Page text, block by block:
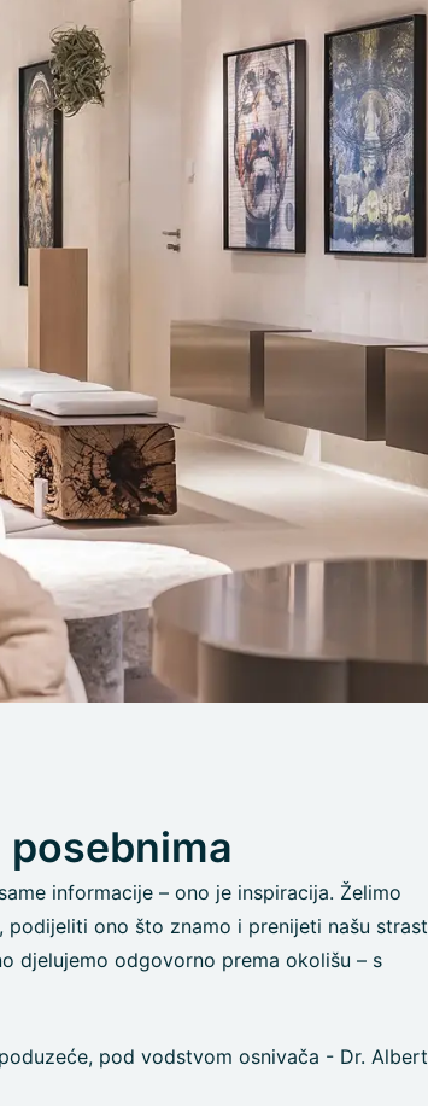
posebnima
informacije – ono je inspiracija. Želimo
ono što znamo i prenijeti našu strast
djelujemo odgovorno prema okolišu – s
pod vodstvom osnivača - Dr. Albert